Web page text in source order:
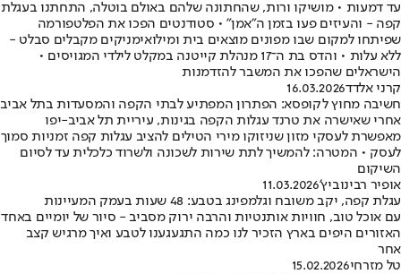
עד דמעות • מושיקו ורות, שהחתונה שלהם באולם בוטלה, התחתנו בעגלת
קפה - והעיזים פעו בזמן ה"אמן" • סטודנטים הפכו את הפלטפורמה
שפיתחו למקום שבו מפונים מוצאים בית ומילואימניקים מקבלים סבלט -
ללא עלות • והדס בת ה־17 מנהלת קייטנה במקלט לילדי המגויסים •
הישראלים שהפכו את המשבר להזדמנות
קרני אלדד16.03.2026
חשיבה מחוץ לקופסא: הפתרון המפתיע לבתי הקפה והמסעדות בתל אביב
אחרי שאישרה את טרנד עגלות הקפה בגינות, עיריית תל אביב-יפו
מאפשרת לעסקי מזון שניזוקו מירי הטילים להציב עגלות קפה זמניות סמוך
לעסק • המטרה: להמשיך לתת שירות לשכונה ולשרוד כלכלית עד לסיום
השיקום
אופיר רבינוביץ'11.03.2026
עגלת קפה, יקב משובח וגלמפינג בטבע: 48 שעות בעמק המעיינות
עם אוכל טוב, חוויות אותנטיות והרבה ירוק מסביב - סיור של יומיים באחד
האזורים היפים בארץ הזכיר לנו כמה התגעגענו לטבע ואיך מרגיש קצב
אחר
טל מזרחי15.02.2026